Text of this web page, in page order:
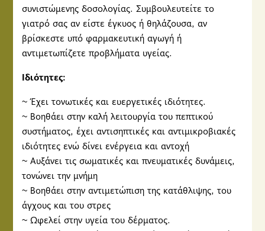
συνιστώμενης δοσολογίας. Συμβουλευτείτε το
γιατρό σας αν είστε έγκυος ή θηλάζουσα, αν
βρίσκεστε υπό φαρμακευτική αγωγή ή
αντιμετωπίζετε προβλήματα υγείας.
Ιδιότητες:
~ Έχει τονωτικές και ευεργετικές ιδιότητες.
~ Βοηθάει στην καλή λειτουργία του πεπτικού
συστήματος, έχει αντισηπτικές και αντιμικροβιακές
ιδιότητες ενώ δίνει ενέργεια και αντοχή
~ Αυξάνει τις σωματικές και πνευματικές δυνάμεις,
τονώνει την μνήμη
~ Βοηθάει στην αντιμετώπιση της κατάθλιψης, του
άγχους και του στρες
~ Ωφελεί στην υγεία του δέρματος.